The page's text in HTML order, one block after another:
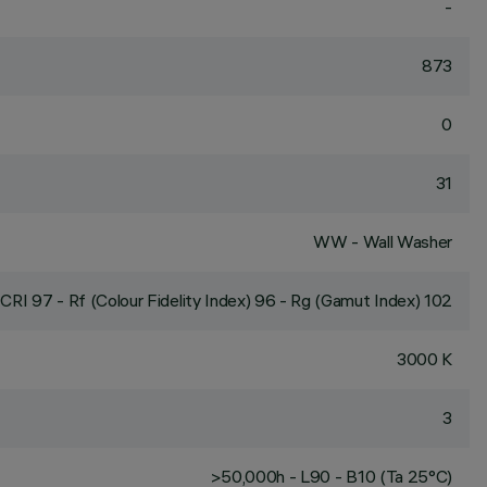
-
873
0
31
WW - Wall Washer
CRI97 - Rf (Colour Fidelity Index) 96 - Rg (Gamut Index) 102
3000 K
3
>50,000h - L90 - B10 (Ta 25°C)